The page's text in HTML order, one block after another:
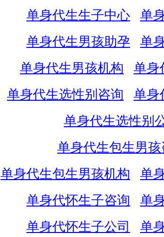
单身代生生子中心
单
单身代生男孩助孕
单
单身代生男孩机构
单身
单身代生选性别咨询
单身
单身代生选性别
单身代生包生男孩
单身代生包生男孩机构
单
单身代怀生子咨询
单
单身代怀生子公司
单